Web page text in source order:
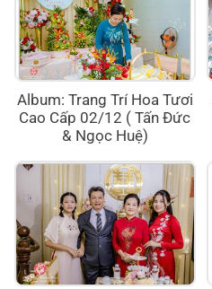
Album: Trang Trí Hoa Tươi
Cao Cấp 02/12 ( Tấn Đức
& Ngọc Huệ)